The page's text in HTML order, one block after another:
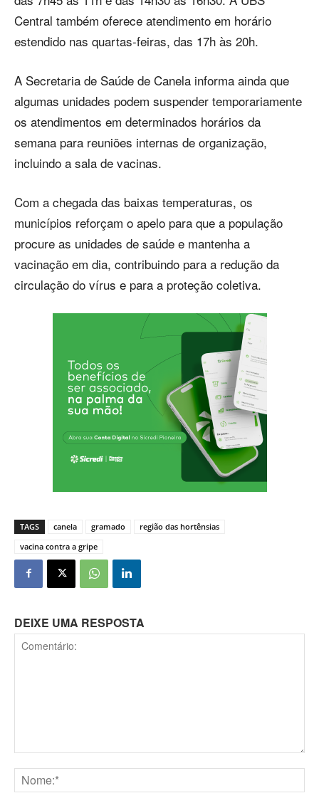
Central também oferece atendimento em horário
estendido nas quartas-feiras, das 17h às 20h.
A Secretaria de Saúde de Canela informa ainda que
algumas unidades podem suspender temporariamente
os atendimentos em determinados horários da
semana para reuniões internas de organização,
incluindo a sala de vacinas.
Com a chegada das baixas temperaturas, os
municípios reforçam o apelo para que a população
procure as unidades de saúde e mantenha a
vacinação em dia, contribuindo para a redução da
circulação do vírus e para a proteção coletiva.
TAGS canela gramado
região das hortênsias
vacina contra a gripe
DEIXE UMA RESPOSTA